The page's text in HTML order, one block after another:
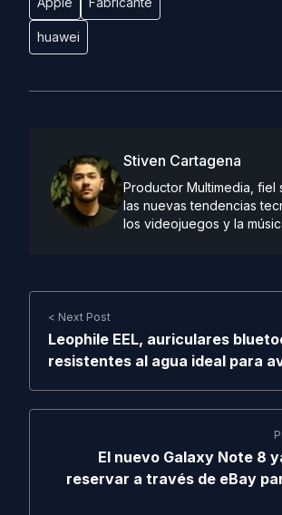
huawei
Stiven Cartagena
Productor Multimedia, fiel
las nuevas tendencias
los videojuegos y la
< Next Post
Leophile EEL, auriculares
resistentes al agua ideal para
El nuevo Galaxy Note 8
reservar a través de eBay